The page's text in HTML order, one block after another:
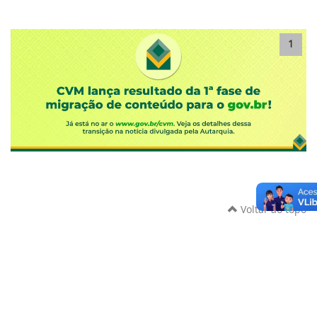
1
Voltar ao topo